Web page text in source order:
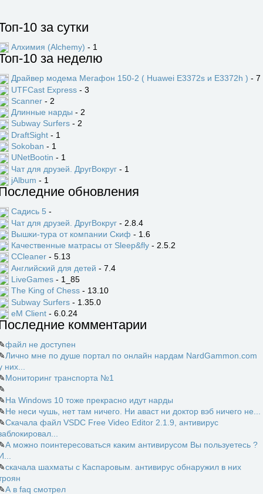
10 за сутки
Алхимия (Alchemy) - 1
10 за неделю
Драйвер модема Мегафон 150-2 ( Huawei E3372s и E3372h ) - 7
UTFCast Express - 3
Scanner - 2
Длинные нарды - 2
Subway Surfers - 2
DraftSight - 1
Sokoban - 1
UNetBootin - 1
Чат для друзей. ДругВокруг - 1
jAlbum - 1
обновления
Садись 5 -
Чат для друзей. ДругВокруг - 2.8.4
Вышки-тура от компании Скиф - 1.6
Качественные матрасы от Sleep&fly - 2.5.2
CCleaner - 5.13
Английский для детей - 7.4
LiveGames - 1_85
The King of Chess - 13.10
Subway Surfers - 1.35.0
eM Client - 6.0.24
комментарии
файл не доступен
Лично мне по душе портал по онлайн нардам NardGammon.com
них...
Мониторинг транспорта №1
На Windows 10 тоже прекрасно идут нарды
Не неси чушь, нет там ничего. Ни аваст ни доктор вэб ничего не...
Скачала файл VSDC Free Video Editor 2.1.9, антивирус
А можно поинтересоваться каким антивирусом Вы пользуетесь ?
скачала шахматы с Каспаровым. антивирус обнаружил в них
А в faq смотрел